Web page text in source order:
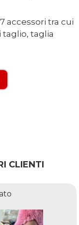
accessori tra cui
taglia
CLIENTI